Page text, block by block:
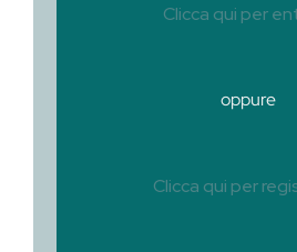
Clicca qui per
oppure
Clicca qui per